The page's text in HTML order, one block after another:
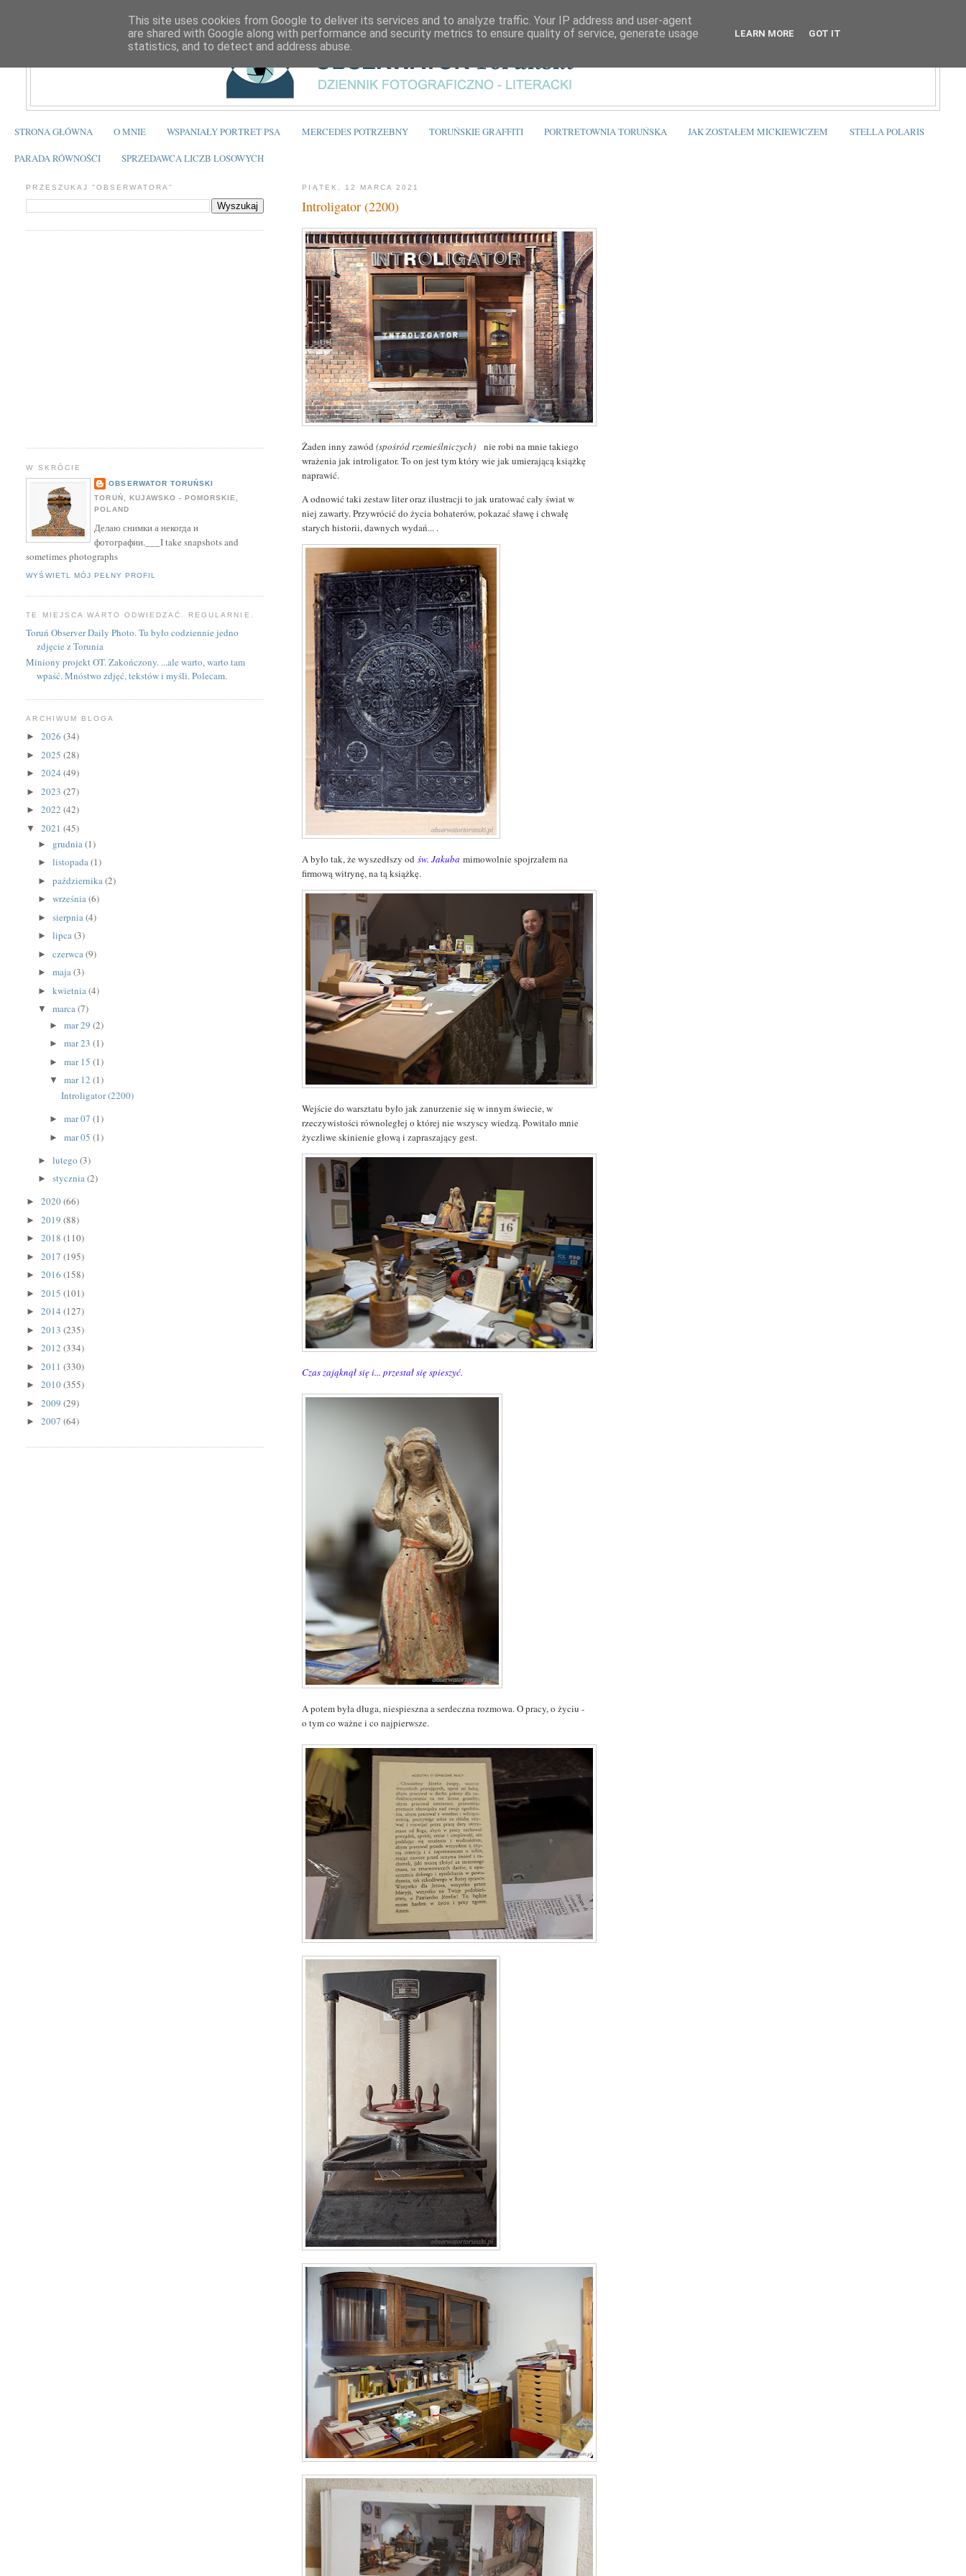
STRONA GŁÓWNA O MNIE WSPANIAŁY PORTRET PSA MERCEDES POTRZEBNY TORUŃSKIE GRAFFITI PORTRETOWNIA TORUŃSKA JAK ZOSTAŁEM MICKIEWICZEM STELLA POLARIS
PARADA RÓWNOŚCI SPRZEDAWCA LICZB LOSOWYCH
PIĄTEK, 12 MARCA 2021
Introligator (2200)
Żaden inny zawód(spośród rzemieślniczych) nie robi na mnie takiego
wrażenia jak introligator. To on jest tym który wie jak umierającą książkę
naprawić.
A odnowić taki zestaw liter oraz ilustracji to jak uratować cały świat w
niej zawarty. Przywrócić do życia bohaterów, pokazać sławę i chwałę
starych historii, dawnych wydań... .
A było tak, że wyszedłszy odśw. Jakuba mimowolnie spojrzałem na
firmową witrynę, na tą książkę.
Wejście do warsztatu było jak zanurzenie się w innym świecie, w
rzeczywistości równoległej o której nie wszyscy wiedzą. Powitało mnie
życzliwe skinienie głową i zapraszający gest.
Czas zająknął się i... przestał sięspieszyć.
A potem była długa, niespieszna a serdeczna rozmowa. O pracy, o życiu -
o tym co ważne i co najpierwsze.
PRZESZUKAJ "OBSERWATORA"
W SKRÓCIE
OBSERWATOR TORUŃSKI
TORUŃ, KUJAWSKO - POMORSKIE,
POLAND
Делаю снимки а некогда и
фотографии.___I take snapshots and
sometimes photographs
WYŚWIETL MÓJ PEŁNY PROFIL
TE MIEJSCA WARTO ODWIEDZAĆ. REGULARNIE.
Toruń Observer Daily Photo. Tu było codziennie jedno
zdjęcie z Torunia
Miniony projekt OT. Zakończony. ...ale warto, warto tam
wpaść. Mnóstwo zdjęć, tekstów i myśli. Polecam.
ARCHIWUM BLOGA
►2026(34)
►2025(28)
►2024(49)
►2023(27)
►2022(42)
▼2021(45)
► grudnia(1)
►listopada(1)
►października(2)
►września(6)
►sierpnia(4)
►lipca(3)
►czerwca(9)
►maja(3)
►kwietnia(4)
▼marca(7)
► mar 29 (2)
► mar 23 (1)
► mar 15 (1)
▼ mar 12 (1)
Introligator (2200)
► mar 07 (1)
► mar 05 (1)
►lutego(3)
►stycznia(2)
►2020(66)
►2019(88)
►2018(110)
►2017(195)
►2016(158)
►2015(101)
►2014(127)
►2013(235)
►2012(334)
►2011(330)
►2010(355)
►2009(29)
►2007(64)
This site uses cookies from Google to deliver its services and to analyze traffic. Your IP address and user-agent
are shared with Google along with performance and security metrics to ensure quality of service, generate usage
statistics, and to detect and address abuse.
LEARN MORE GOT IT